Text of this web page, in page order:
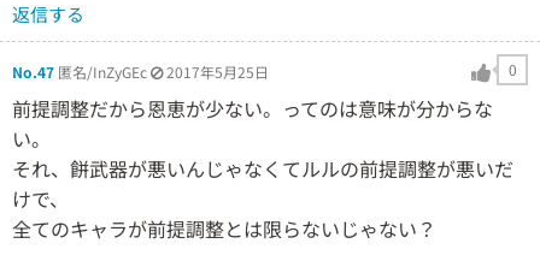
返信する
No.47 匿名/InZyGEc 2017年5月25日 0
前提調整だから恩恵が少ない。ってのは意味が分からな
い。
それ、餅武器が悪いんじゃなくてルルの前提調整が悪いだ
けで、
全てのキャラが前提調整とは限らないじゃない？